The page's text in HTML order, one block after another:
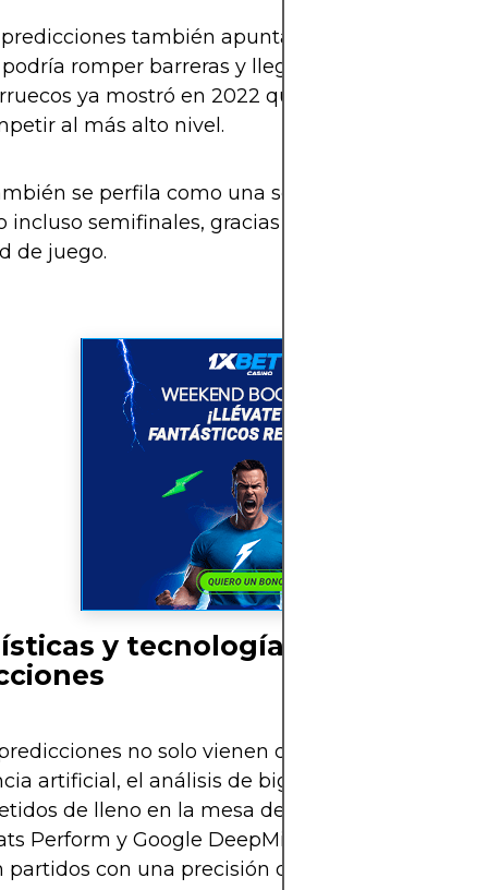
también apuntan a que una
romper barreras y llegar por primera vez
ya mostró en 2022 que el continente
al más alto nivel.
se perfila como una selección que podría
incluso semifinales, gracias a su orden táctico y
de juego.
y tecnología al servicio de
no solo vienen del "feeling"
artificial, el análisis de big data y el machine
de lleno en la mesa de debate.
Perform y Google DeepMind han creado
con una precisión de hasta el 78%.